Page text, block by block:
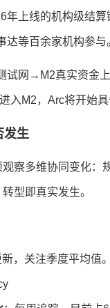
年上线的机构级结
达等百余家机构参与
试网→M2真实资金
入M2，Arc将开始具
发生
察多维协同变化：
型即真实发生。
新，关注季度平均值